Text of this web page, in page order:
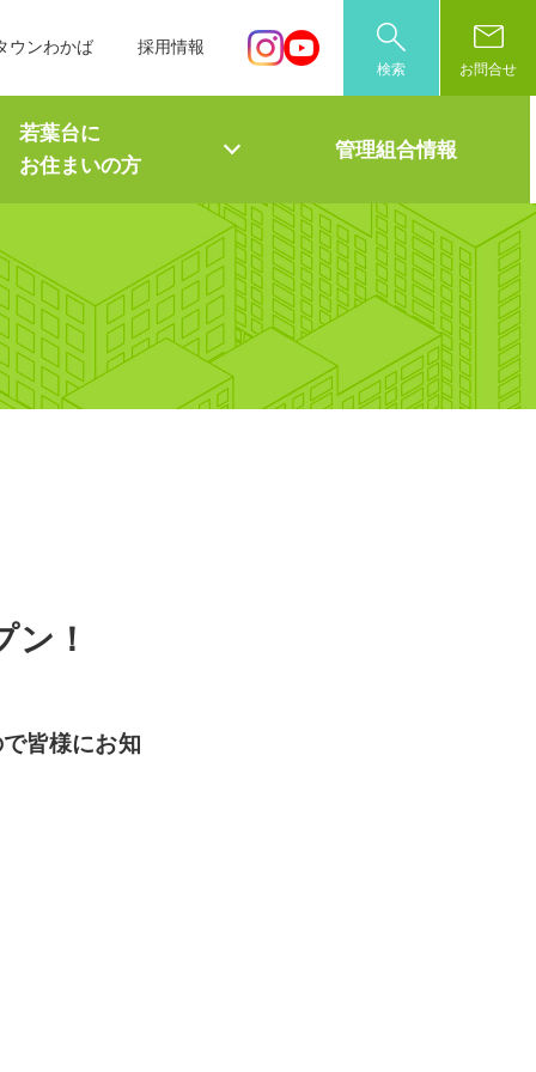
ウンわかば 採用情報
検索 お問合せ
若葉台に
お住まいの方
管理組合情報
ン！
皆様にお知